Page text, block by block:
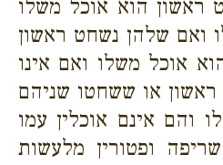
ראשון הוא אוכל משלו
ואם שלהן נשחט ראשון
אוכל משלו ואם אינו
ראשון או ששחטו שניהם
והם אינם אוכלין עמו
ופטורין מלעשות